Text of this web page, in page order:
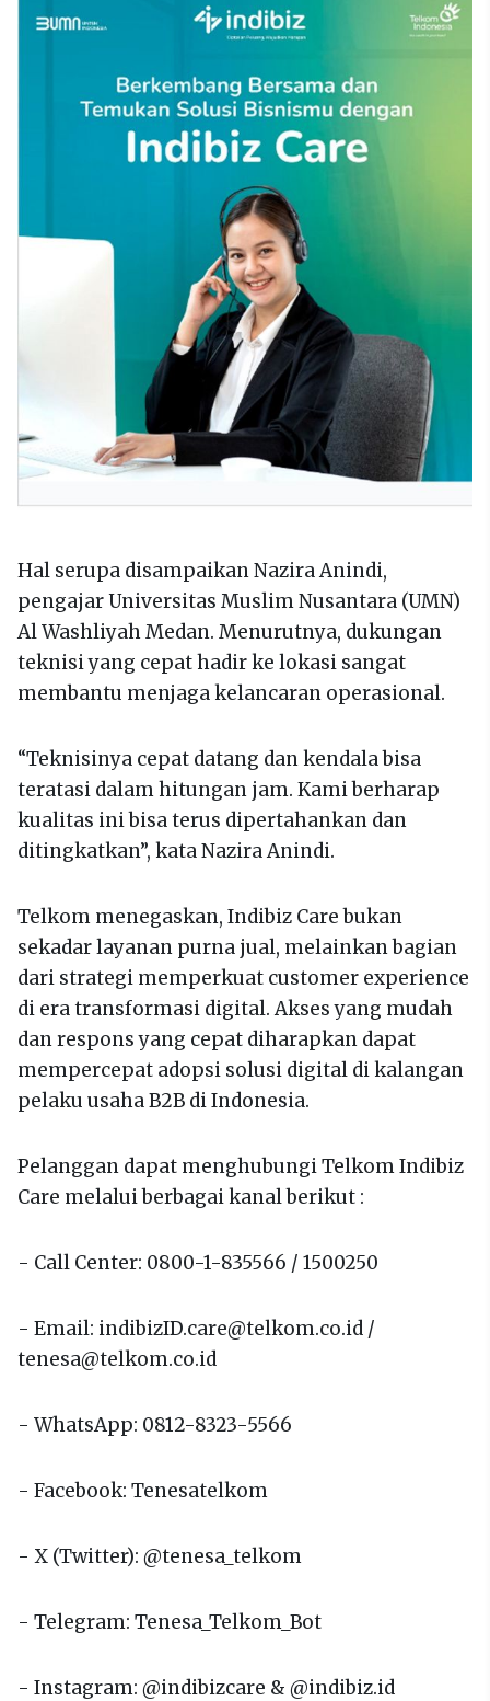
Hal serupa disampaikan Nazira Anindi,
pengajar Universitas Muslim Nusantara (UMN)
Al Washliyah Medan. Menurutnya, dukungan
teknisi yang cepat hadir ke lokasi sangat
membantu menjaga kelancaran operasional.
“Teknisinya cepat datang dan kendala bisa
teratasi dalam hitungan jam. Kami berharap
kualitas ini bisa terus dipertahankan dan
ditingkatkan”, kata Nazira Anindi.
Telkom menegaskan, Indibiz Care bukan
sekadar layanan purna jual, melainkan bagian
dari strategi memperkuat customer experience
di era transformasi digital. Akses yang mudah
dan respons yang cepat diharapkan dapat
mempercepat adopsi solusi digital di kalangan
pelaku usaha B2B di Indonesia.
Pelanggan dapat menghubungi Telkom Indibiz
Care melalui berbagai kanal berikut :
- Call Center: 0800-1-835566 / 1500250
- Email: indibizID.care@telkom.co.id /
tenesa@telkom.co.id
- WhatsApp: 0812-8323-5566
- Facebook: Tenesatelkom
- X (Twitter): @tenesa_telkom
- Telegram: Tenesa_Telkom_Bot
- Instagram: @indibizcare & @indibiz.id